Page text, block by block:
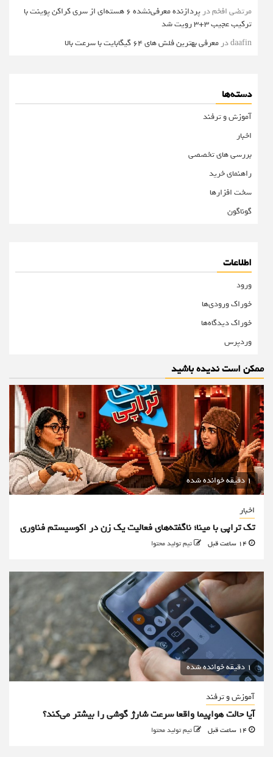
مرتضی افخمدر
پردازنده معرفی‌نشده 6 هسته‌ای از سری کراکن پوینت با
ترکیب عجیب 3+3 رویت شد
daafinدر معرفی بهترین فلش های 64 گیگابایت با سرعت بالا
دسته‌ها
آموزش و ترفند
اخبار
بررسی های تخصصی
راهنمای خرید
سخت افزارها
گوناگون
اطلاعات
ورود
خوراک ورودی‌ها
خوراک دیدگاه‌ها
وردپرس
ممکن است ندیده باشید
1 دقیقه خوانده شده
اخبار
تک تراپی با مینا؛ ناگفته‌های فعالیت یک زن در اکوسیستم فناوری
تیم تولید محتوا
1 دقیقه خوانده شده
آموزش و ترفند
آیا حالت هواپیما واقعا سرعت شارژ گوشی را بیشتر می‌کند؟
تیم تولید محتوا